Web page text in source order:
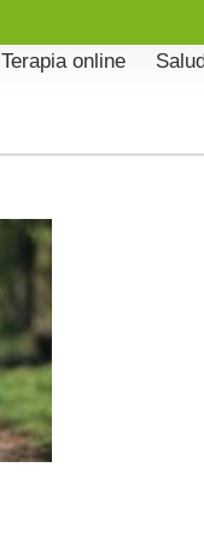
Terapia online